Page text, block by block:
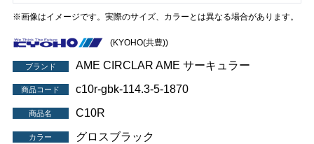
※画像はイメージです。実際のサイズ、カラーとは異なる場合があります。
(KYOHO(共豊))
ブランド AME CIRCLAR AME サーキュラー
商品コード c10r-gbk-114.3-5-1870
商品名 C10R
カラー グロスブラック